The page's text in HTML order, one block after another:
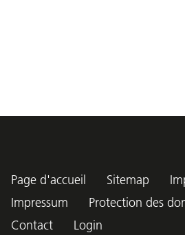
Page d'accueil Sitemap
Impressum
Protection des
Contact
Login